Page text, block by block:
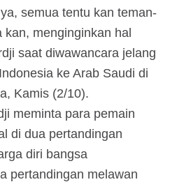
semua tentu kan teman-
menginginkan hal
saat diwawancara jelang
ke Arab Saudi di
Kamis (2/10).
meminta para pemain
di dua pertandingan
diri bangsa
pertandingan melawan